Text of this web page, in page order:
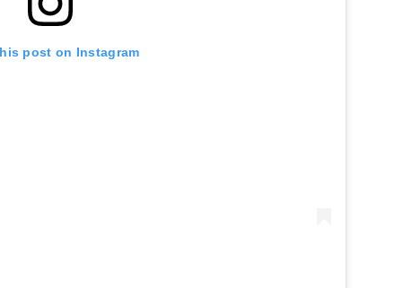
post on Instagram